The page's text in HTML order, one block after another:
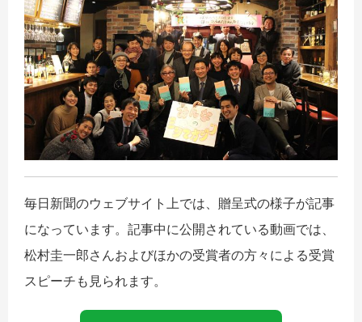
毎日新聞のウェブサイト上では、贈呈式の様子が記事
になっています。記事中に公開されている動画では、
松村圭一郎さんおよびほかの受賞者の方々による受賞
スピーチも見られます。